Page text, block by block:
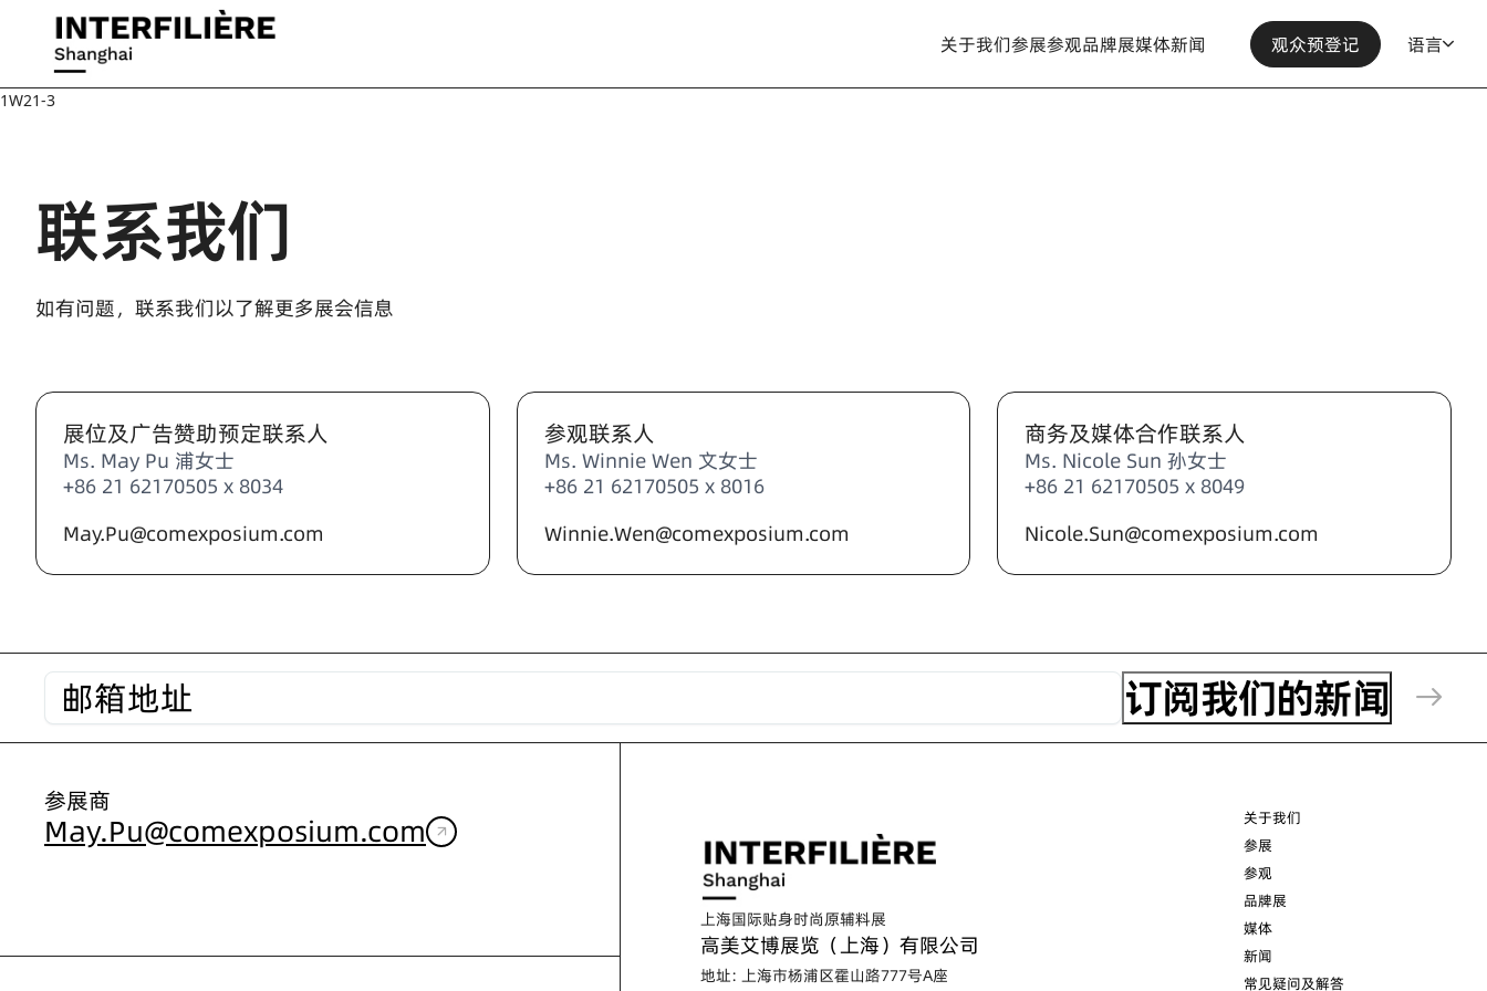
关于我们参展参观品牌展媒体新闻 观众预登记 语言
1W21-3
联系我们
如有问题，联系我们以了解更多展会信息
展位及广告赞助预定联系人
Ms. May Pu 浦女士
+86 21 62170505 x 8034
May.Pu@comexposium.com
参观联系人
Ms. Winnie Wen 文女士
+86 21 62170505 x 8016
Winnie.Wen@comexposium.com
商务及媒体合作联系人
Ms. Nicole Sun 孙女士
+86 21 62170505 x 8049
Nicole.Sun@comexposium.com
参展商
May.Pu@comexposium.com
上海国际贴身时尚原辅料展
高美艾博展览（上海）有限公司
地址: 上海市杨浦区霍山路777号A座
关于我们
参展
参观
品牌展
媒体
新闻
常见疑问及解答